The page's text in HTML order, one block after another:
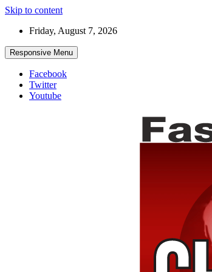
Skip to content
Friday, August 7, 2026
Responsive Menu
Facebook
Twitter
Youtube